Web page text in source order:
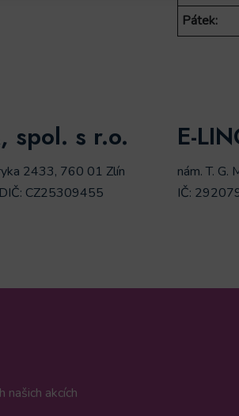
Pátek:
spol. s r.o.
2433, 760 01 Zlín
CZ25309455
E-
nám. T.
IČ:
akcích